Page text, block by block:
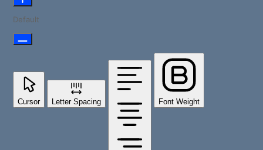
Default
Cursor Letter Spacing Font Weight